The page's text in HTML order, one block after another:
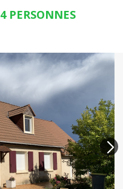
4 PERSONNES